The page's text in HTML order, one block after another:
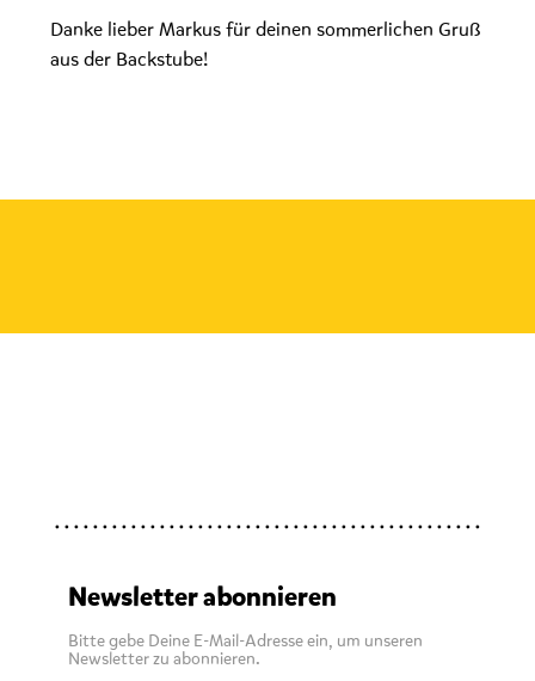
Danke lieber Markus für deinen sommerlichen Gruß
aus der Backstube!
Newsletter abonnieren
Bitte gebe Deine E-Mail-Adresse ein, um unseren
Newsletter zu abonnieren.